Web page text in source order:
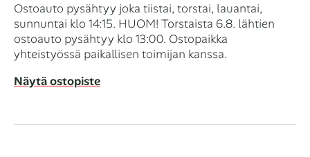
Ostoauto pysähtyy joka tiistai, torstai, lauantai,
sunnuntai klo 14:15. HUOM! Torstaista 6.8. lähtien
ostoauto pysähtyy klo 13:00. Ostopaikka
yhteistyössä paikallisen toimijan kanssa.
Näytä ostopiste